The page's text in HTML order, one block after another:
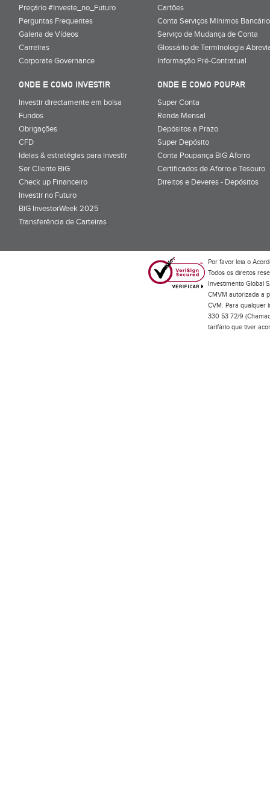
Preçário #Investe_no_Futuro
Perguntas Frequentes
Galeria de Vídeos
Carreiras
Corporate Governance
Cartões
Conta Serviços Mínimos
Serviço de Mudança de Conta
Glossário de Terminologia
Informação Pré-Contratual
ONDE E COMO INVESTIR
Investir directamente em bolsa
Fundos
Obrigações
CFD
Ideias & estratégias para investir
Ser Cliente BiG
Check up Financeiro
Investir no Futuro
BiG InvestorWeek 2025;
Transferência de Carteiras;
ONDE E COMO POUPAR
Super Conta
Renda Mensal
Depósitos a Prazo
Super Depósito
Conta Poupança BiG Aforro
Certificados de Aforro e Tesouro
Direitos e Deveres - Depósitos
Por favor leia o
Todos os direitos
Investimento Global
CMVM autorizada a
CVM. Para qualquer
330 53 72/9
tarifário que tiver